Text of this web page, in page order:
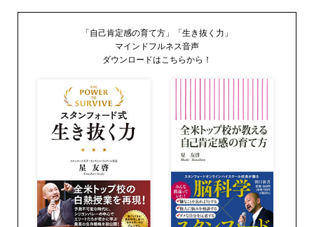
「自己肯定感の育て方」「生き抜く力」
マインドフルネス音声
ダウンロードはこちらから！